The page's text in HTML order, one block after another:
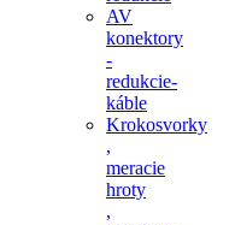
AV
konektory
-
redukcie-
káble
Krokosvorky
,
meracie
hroty
,